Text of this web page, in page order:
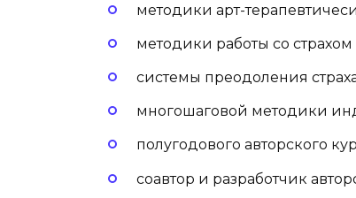
методики арт-
методики работы со страхом
системы преодоления
многошаговой методики
полугодового авторского
соавтор и разработчик